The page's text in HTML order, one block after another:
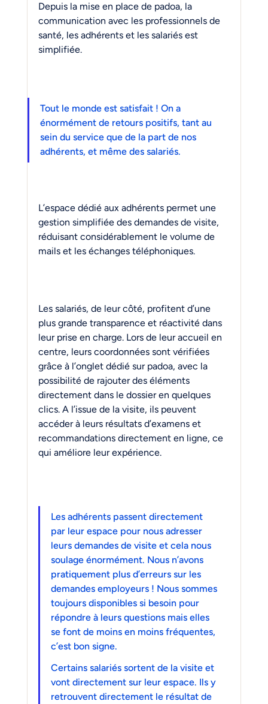
Depuis la mise en place de padoa, la
communication avec les professionnels de
santé, les adhérents et les salariés est
simplifiée.
Tout le monde est satisfait ! On a
énormément de retours positifs, tant au
sein du service que de la part de nos
adhérents, et même des salariés.
L’espace dédié aux adhérents permet une
gestion simplifiée des demandes de visite,
réduisant considérablement le volume de
mails et les échanges téléphoniques.
Les salariés, de leur côté, profitent d’une
plus grande transparence et réactivité dans
leur prise en charge. Lors de leur accueil en
centre, leurs coordonnées sont vérifiées
grâce à l’onglet dédié sur padoa, avec la
possibilité de rajouter des éléments
directement dans le dossier en quelques
clics. A l’issue de la visite, ils peuvent
accéder à leurs résultats d’examens et
recommandations directement en ligne, ce
qui améliore leur expérience.
Les adhérents passent directement
par leur espace pour nous adresser
leurs demandes de visite et cela nous
soulage énormément. Nous n’avons
pratiquement plus d’erreurs sur les
demandes employeurs ! Nous sommes
toujours disponibles si besoin pour
répondre à leurs questions mais elles
se font de moins en moins fréquentes,
c’est bon signe.
Certains salariés sortent de la visite et
vont directement sur leur espace. Ils y
retrouvent directement le résultat de